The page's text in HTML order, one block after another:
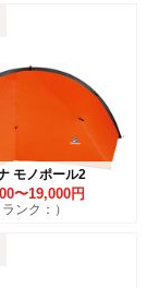
モノポール2
〜19,000円
ランク：）